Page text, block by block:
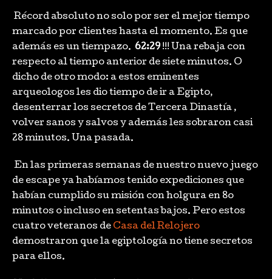
Récord absoluto no solo por ser el mejor tiempo
marcado por clientes hasta el momento. Es que
además es un tiempazo. 62:29 !!! Una rebaja con
respecto al tiempo anterior de siete minutos. O
dicho de otro modo: a estos eminentes
arqueologos les dio tiempo de ir a Egipto,
desenterrar los secretos de Tercera Dinastía ,
volver sanos y salvos y además les sobraron casi
28 minutos. Una pasada.
En las primeras semanas de nuestro nuevo juego
de escape ya habíamos tenido expediciones que
habían cumplido su misión con holgura en 8o
minutos o incluso en setentas bajos. Pero estos
cuatro veteranos de Casa del Relojero
demostraron que la egiptología no tiene secretos
para ellos.